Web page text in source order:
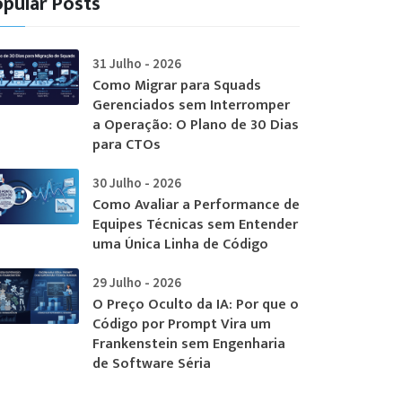
31 Julho - 2026
Como Migrar para Squads
Gerenciados sem Interromper
a Operação: O Plano de 30 Dias
para CTOs
30 Julho - 2026
Como Avaliar a Performance de
Equipes Técnicas sem Entender
uma Única Linha de Código
29 Julho - 2026
O Preço Oculto da IA: Por que o
Código por Prompt Vira um
Frankenstein sem Engenharia
de Software Séria